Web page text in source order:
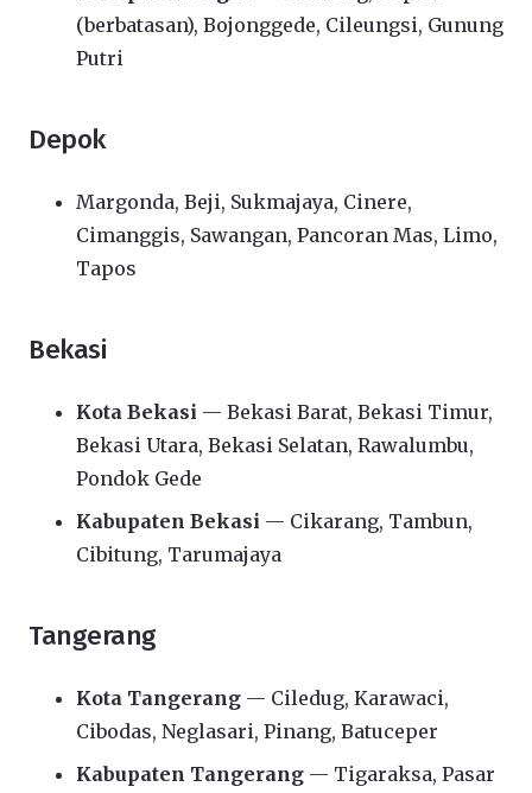
(berbatasan), Bojonggede, Cileungsi, Gunung
Putri
Depok
Margonda, Beji, Sukmajaya, Cinere,
Cimanggis, Sawangan, Pancoran Mas, Limo,
Tapos
Bekasi
Kota Bekasi — Bekasi Barat, Bekasi Timur,
Bekasi Utara, Bekasi Selatan, Rawalumbu,
Pondok Gede
Kabupaten Bekasi — Cikarang, Tambun,
Cibitung, Tarumajaya
Tangerang
Kota Tangerang — Ciledug, Karawaci,
Cibodas, Neglasari, Pinang, Batuceper
Kabupaten Tangerang — Tigaraksa, Pasar